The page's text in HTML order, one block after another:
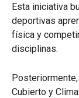
Esta iniciativa
deportivas
física y
disciplinas.
Cubierto y